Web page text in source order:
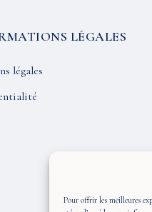
Pour offrir les meilleures
LÉGALES
légales